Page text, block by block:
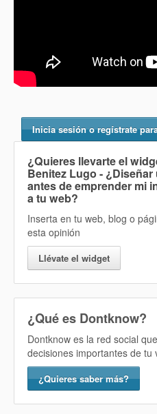
Inicia sesión o regístrate
¿Quieres llevarte el
Benitez Lugo -
antes de emprender mi
a tu web?
Inserta en tu web, blog o
esta opinión
Llévate el widget
¿Qué es Dontknow?
Dontknow es la red social
decisiones importantes de tu
¿Quieres saber más?